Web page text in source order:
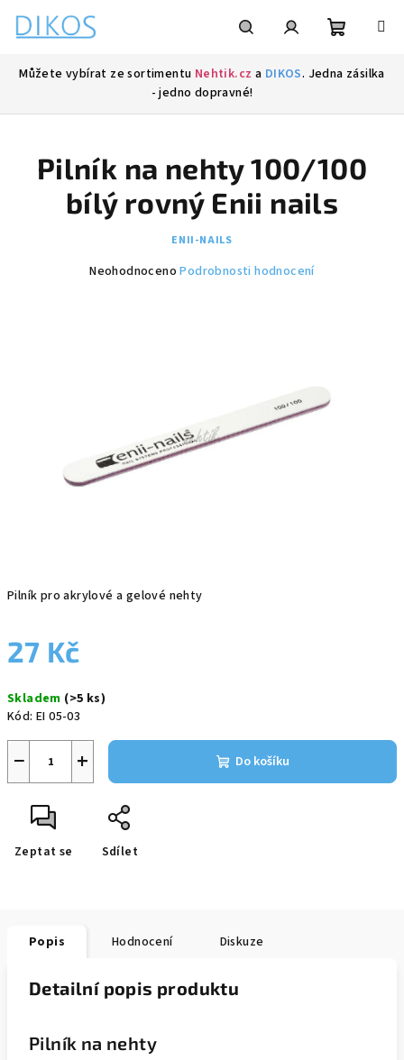
obsah
Můžete vybírat ze sortimentu Nehtik.cz a DIKOS. Jedna zásilka
- jedno dopravné!
Pilník pro akrylové a gelové nehty
27 Kč
cena:
Skladem (>5 ks)
Kód: EI 05-03
+
− Do košíku
Zeptat se Sdílet
Pilník na nehty 100/100
bílý rovný Enii nails
ENII-NAILS
Průměrné
Neohodnoceno Podrobnosti hodnocení
Popis Hodnocení Diskuze
Detailní popis produktu
Pilník na nehty